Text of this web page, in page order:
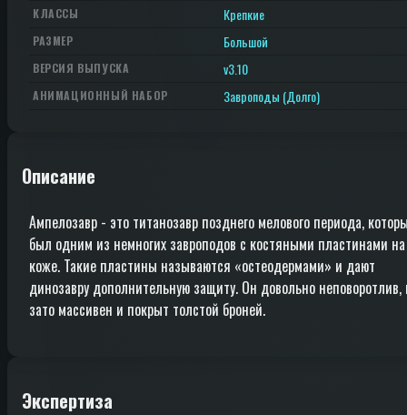
КЛАССЫ Крепкие
РАЗМЕР Большой
ВЕРСИЯ ВЫПУСКА v3.10
АНИМАЦИОННЫЙ НАБОР Завроподы (Долго)
Описание
Ампелозавр - это титанозавр позднего мелового периода,
был одним из немногих завроподов с костяными пластинами на
коже. Такие пластины называются «остеодермами» и дают
динозавру дополнительную защиту. Он довольно неповоротлив,
зато массивен и покрыт толстой броней.
Экспертиза